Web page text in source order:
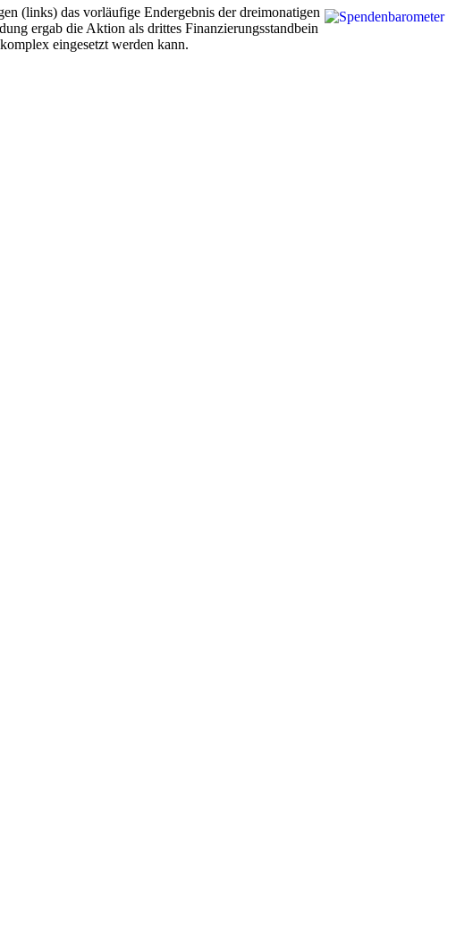
(links) das vorläufige Endergebnis der dreimonatigen
ergab die Aktion als drittes Finanzierungsstandbein
eingesetzt werden kann.